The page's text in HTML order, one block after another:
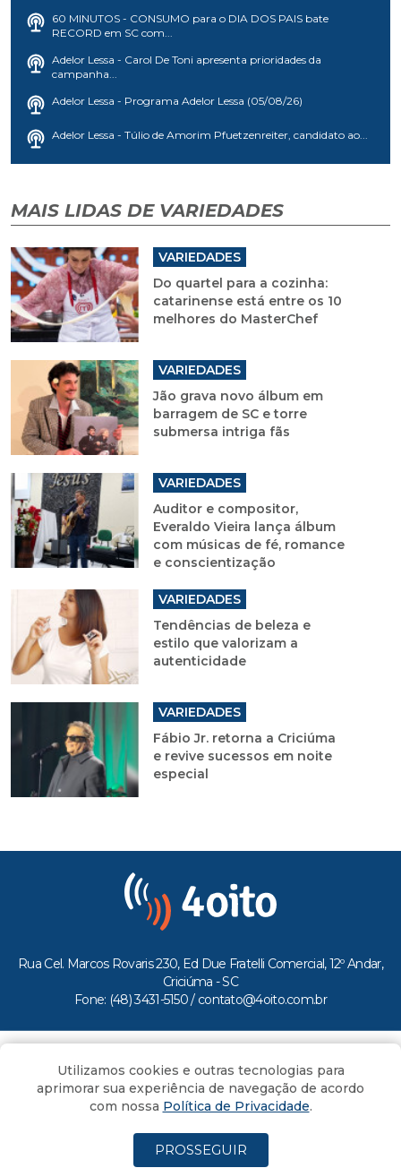
60 MINUTOS - CONSUMO para o DIA DOS PAIS bate
RECORD em SC com...
Adelor Lessa - Carol De Toni apresenta prioridades da
campanha...
Adelor Lessa - Programa Adelor Lessa (05/08/26)
Adelor Lessa - Túlio de Amorim Pfuetzenreiter, candidato ao...
MAIS LIDAS DE VARIEDADES
VARIEDADES
Do quartel para a cozinha:
catarinense está entre os 10
melhores do MasterChef
VARIEDADES
Jão grava novo álbum em
barragem de SC e torre
submersa intriga fãs
VARIEDADES
Auditor e compositor,
Everaldo Vieira lança álbum
com músicas de fé, romance
e conscientização
VARIEDADES
Tendências de beleza e
estilo que valorizam a
autenticidade
VARIEDADES
Fábio Jr. retorna a Criciúma
e revive sucessos em noite
especial
Rua Cel. Marcos Rovaris 230, Ed Due Fratelli Comercial, 12º Andar,
Criciúma - SC
Fone: (48) 3431-5150 / contato@4oito.com.br
Todos os direitos reservados ao Portal 4oito
Utilizamos cookies e outras tecnologias para
aprimorar sua experiência de navegação de acordo
com nossa Política de Privacidade.
PROSSEGUIR